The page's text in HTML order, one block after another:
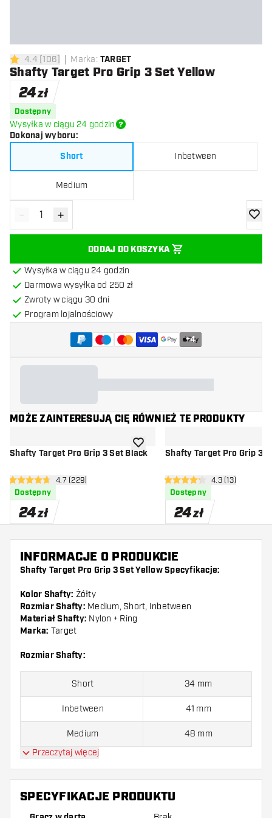
4.4 gwiazdki oceny
4.4 [106] Marka: TARGET
Shafty Target Pro Grip 3 Set Yellow
24zł
Dostępny
Wysyłka w ciągu 24 godzin
Dokonaj wyboru:
Short
Inbetween
Medium
Zmniejsz ilość
- Zwiększ ilość
+
DODAJ DO KOSZYKA
Wysyłka w ciągu 24 godzin
Darmowa wysyłka od 250 zł
Zwroty w ciągu 30 dni
Program lojalnościowy
+4
MOŻE ZAINTERESUJĄ CIĘ RÓWNIEŻ TE PRODUKTY
Shafty Target Pro Grip 3 Set Black
otwórz panel recenzji
4.7 gwiazdki oceny
4.7 (229)
Dostępny
24zł
dodaj do listy życzeń
Shafty Target Pro Grip 3
otwórz panel
4.3 gwiazdki oceny
4.3 (13)
Dostępny
24zł
INFORMACJE O PRODUKCIE
Shafty Target Pro Grip 3 Set Yellow Specyfikacje:
Kolor Shafty: Żółty
Rozmiar Shafty: Medium, Short, Inbetween
Materiał Shafty: Nylon + Ring
Marka: Target
Rozmiar Shafty:
Short 34 mm
Inbetween 41 mm
Medium 48 mm
Dartshopper tip!
Przeczytaj więcej
SPECYFIKACJE PRODUKTU